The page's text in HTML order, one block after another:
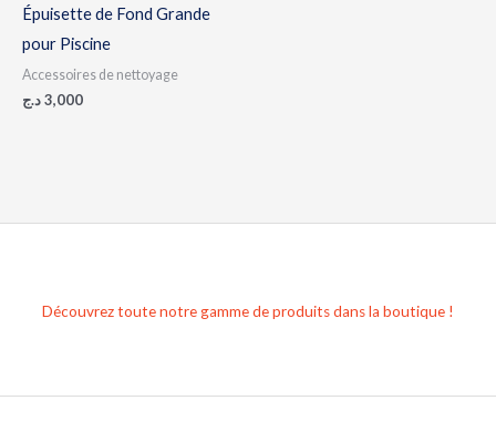
Épuisette de Fond Grande
pour Piscine
Accessoires de nettoyage
3,000د.ج
Découvrez toute notre gamme de produits dans la boutique !